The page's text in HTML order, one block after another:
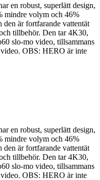
en robust, superlätt design,
mindre volym och 46%
är fortfarande vattentät
tillbehör. Den tar 4K30,
slo-mo video, tillsammans
OBS: HERO är inte
en robust, superlätt design,
mindre volym och 46%
är fortfarande vattentät
tillbehör. Den tar 4K30,
slo-mo video, tillsammans
OBS: HERO är inte